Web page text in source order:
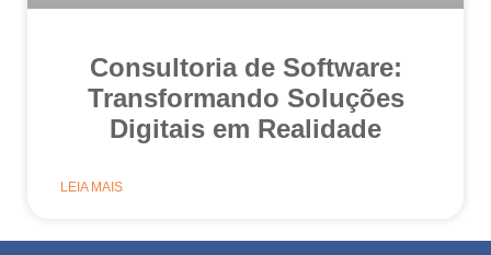
Consultoria de Software:
Transformando Soluções
Digitais em Realidade
LEIA MAIS